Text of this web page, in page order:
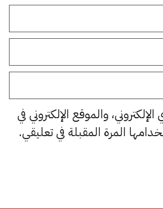
والموقع الإلكتروني في
المرة المقبلة في تعليقي.